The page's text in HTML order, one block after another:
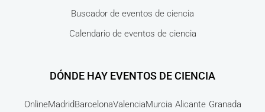
Buscador de eventos de ciencia
Calendario de eventos de ciencia
DÓNDE HAY EVENTOS DE CIENCIA
OnlineMadridBarcelonaValenciaMurcia Alicante Granada